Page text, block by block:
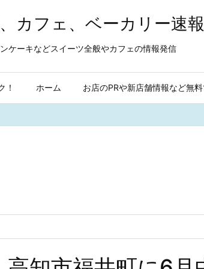
カフェ、ベーカリー速報
ケーキなどスイーツ全般やカフェの情報発信
！ ホーム お店のPRや新店舗情報など無